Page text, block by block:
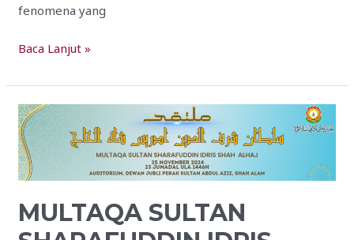
fenomena yang
Baca Lanjut »
MULTAQA SULTAN
MULTAQA
SULTAN
SHARAFUDDIN
IDRIS
ALHAJ